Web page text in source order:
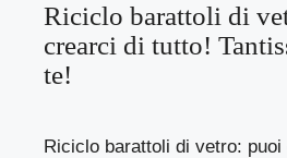
Riciclo barattoli di
crearci di tutto!
te!
Riciclo barattoli di vetro: